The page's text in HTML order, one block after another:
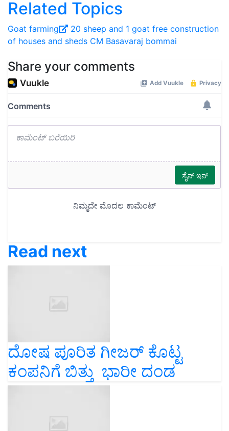
Related Topics
Goat farming 20 sheep and 1 goat free construction
of houses and sheds CM Basavaraj bommai
Share your comments
Read next
ದೋಷ ಪೂರಿತ ಗೀಜರ್ ಕೊಟ್ಟ
ಕಂಪನಿಗೆ ಬಿತ್ತು ಭಾರೀ ದಂಡ